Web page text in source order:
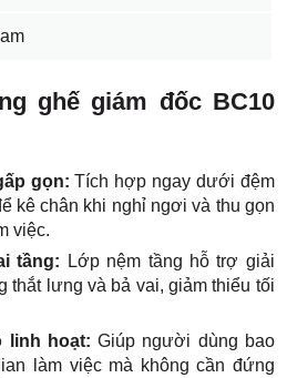
ghế giám đốc BC10
gọn:Tích hợp ngay dưới đệm
kê chân khi nghỉ ngơi và thu gọn
việc.
tầng:
Lớp nệm tầng hỗ trợ giải
thắt lưng và bả vai, giảm thiểu tối
linh hoạt:Giúp người dùng bao
làm việc mà không cần đứng